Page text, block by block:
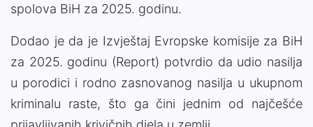
spolova BiH za 2025. godinu.
Dodao je da je Izvještaj Evropske komisije za BiH
za 2025. godinu (Report) potvrdio da udio nasilja
u porodici i rodno zasnovanog nasilja u ukupnom
kriminalu raste, što ga čini jednim od najčešće